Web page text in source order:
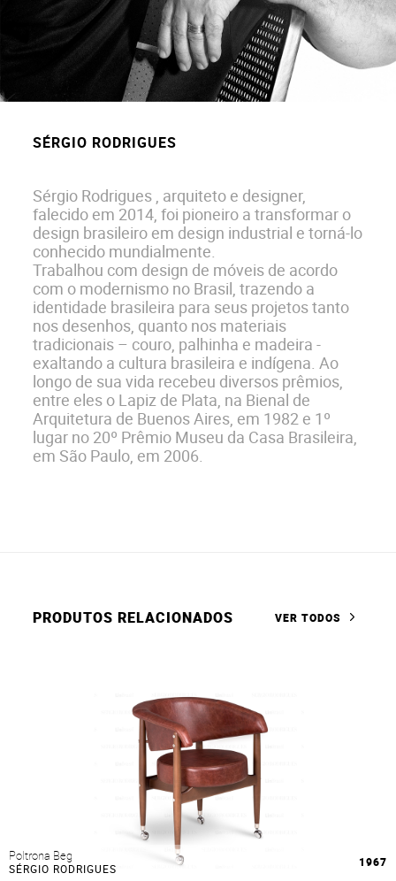
SÉRGIO RODRIGUES
Sérgio Rodrigues , arquiteto e designer,
falecido em 2014, foi pioneiro a transformar o
design brasileiro em design industrial e torná-lo
conhecido mundialmente.
Trabalhou com design de móveis de acordo
com o modernismo no Brasil, trazendo a
identidade brasileira para seus projetos tanto
nos desenhos, quanto nos materiais
tradicionais – couro, palhinha e madeira -
exaltando a cultura brasileira e indígena. Ao
longo de sua vida recebeu diversos prêmios,
entre eles o Lapiz de Plata, na Bienal de
Arquitetura de Buenos Aires, em 1982 e 1º
lugar no 20º Prêmio Museu da Casa Brasileira,
em São Paulo, em 2006.
PRODUTOS RELACIONADOS VER TODOS
Poltrona Beg
SÉRGIO RODRIGUES 1967